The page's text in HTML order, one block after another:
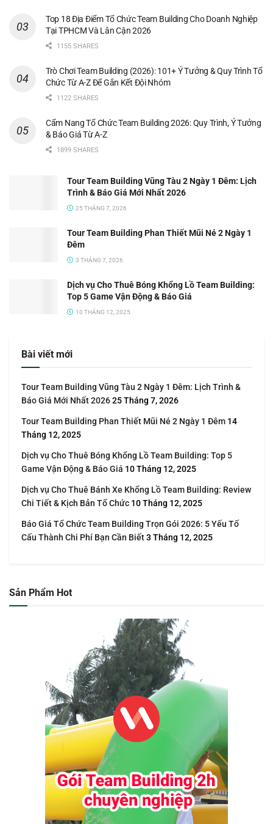
Top 18 Địa Điểm Tổ Chức Team Building Cho Doanh Nghiệp
Tại TPHCM Và Lân Cận 2026
1155 SHARES
Trò Chơi Team Building (2026): 101+ Ý Tưởng & Quy Trình Tổ
Chức Từ A-Z Để Gắn Kết Đội Nhóm
1122 SHARES
Cẩm Nang Tổ Chức Team Building 2026: Quy Trình, Ý Tưởng
& Báo Giá Từ A-Z
1899 SHARES
Tour Team Building Vũng Tàu 2 Ngày 1 Đêm: Lịch
Trình & Báo Giá Mới Nhất 2026
25 THÁNG 7, 2026
Tour Team Building Phan Thiết Mũi Né 2 Ngày 1
Đêm
3 THÁNG 7, 2026
Dịch vụ Cho Thuê Bóng Khổng Lồ Team Building:
Top 5 Game Vận Động & Báo Giá
10 THÁNG 12, 2025
Bài viết mới
Tour Team Building Vũng Tàu 2 Ngày 1 Đêm: Lịch Trình &
Báo Giá Mới Nhất 202625 Tháng 7, 2026
Tour Team Building Phan Thiết Mũi Né 2 Ngày 1 Đêm 14
Tháng 12, 2025
Dịch vụ Cho Thuê Bóng Khổng Lồ Team Building: Top 5
Game Vận Động & Báo Giá 10 Tháng 12, 2025
Dịch vụ Cho Thuê Bánh Xe Khổng Lồ Team Building: Review
Chi Tiết & Kịch Bản Tổ Chức 10 Tháng 12, 2025
Báo Giá Tổ Chức Team Building Trọn Gói 2026: 5 Yếu Tố
Cấu Thành Chi Phí Bạn Cần Biết3 Tháng 12, 2025
Sản Phẩm Hot